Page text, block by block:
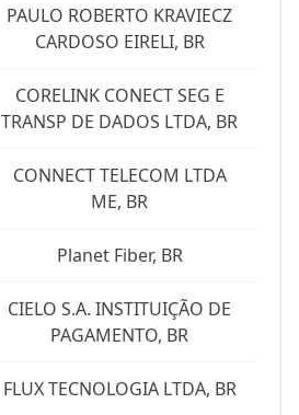
PAULO ROBERTO KRAVIECZ
CARDOSO EIRELI, BR
CORELINK CONECT SEG E
TRANSP DE DADOS LTDA, BR
CONNECT TELECOM LTDA
ME, BR
Planet Fiber, BR
CIELO S.A. INSTITUIÇÃO DE
PAGAMENTO, BR
FLUX TECNOLOGIA LTDA, BR